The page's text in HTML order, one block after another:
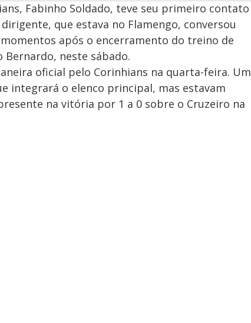
Fabinho Soldado, teve seu primeiro contato
que estava no Flamengo, conversou
após o encerramento do treino de
neste sábado.
oficial pelo Corinhians na quarta-feira. Um
integrará o elenco principal, mas estavam
na vitória por 1 a 0 sobre o Cruzeiro na